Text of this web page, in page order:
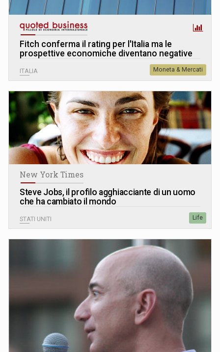
Fitch conferma il rating per l'Italia ma le
prospettive economiche diventano negative
ITALIA Moneta & Mercati
New York Times
Steve Jobs, il profilo agghiacciante di un uomo
che ha cambiato il mondo
STATI UNITI Life